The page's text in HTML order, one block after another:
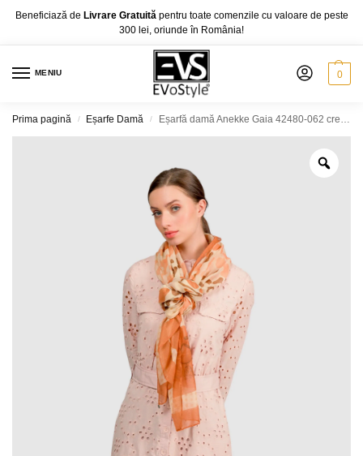
Beneficiază de Livrare Gratuită pentru toate comenzile cu valoare de peste
300 lei, oriunde în România!
MENIU 0
Prima pagină / Eșarfe Damă / Eșarfă damă Anekke Gaia 42480-062 crem și portocaliu – design natural cu accente calde